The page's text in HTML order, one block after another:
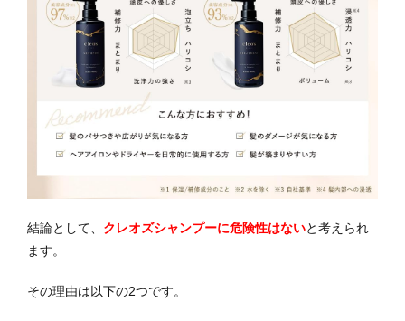
結論として、 クレオズシャンプーに危険性はないと考えられ
ます。
その理由は以下の2つです。